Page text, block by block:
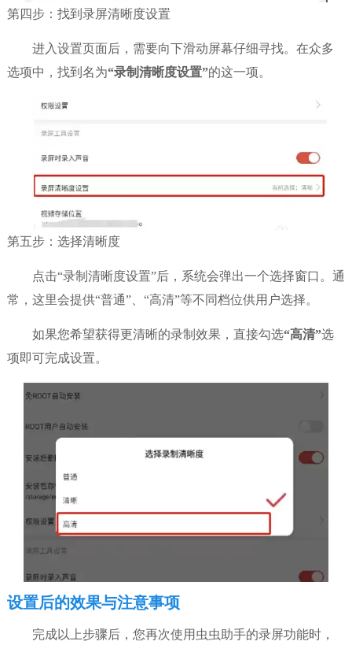
第四步：找到录屏清晰度设置
进入设置页面后，需要向下滑动屏幕仔细寻找。在众多
选项中，找到名为“录制清晰度设置”的这一项。
第五步：选择清晰度
点击“录制清晰度设置”后，系统会弹出一个选择窗口。通
常，这里会提供“普通”、“高清”等不同档位供用户选择。
如果您希望获得更清晰的录制效果，直接勾选“高清”选
项即可完成设置。
设置后的效果与注意事项
完成以上步骤后，您再次使用虫虫助手的录屏功能时，